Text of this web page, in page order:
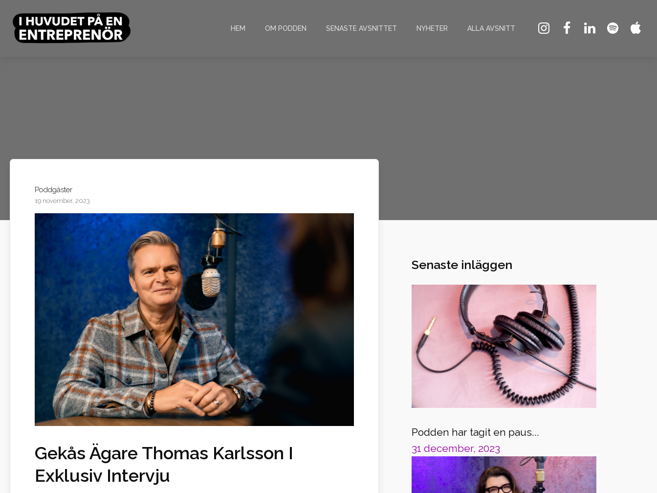
HEM OM PODDEN SENASTE AVSNITTET NYHETER ALLA AVSNITT
Poddgäster
19 november, 2023
Gekås Ägare Thomas Karlsson I
Exklusiv Intervju
Senaste inläggen
Podden har tagit en paus...
31 december, 2023